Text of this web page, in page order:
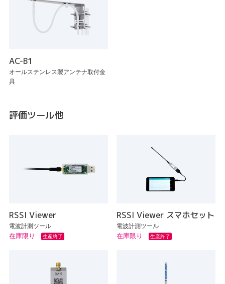
AC-B1
オールステンレス製アンテナ取付金
具
評価ツール他
RSSI Viewer
電波計測ツール
在庫限り 生産終了
RSSI Viewer スマホセット
電波計測ツール
在庫限り 生産終了